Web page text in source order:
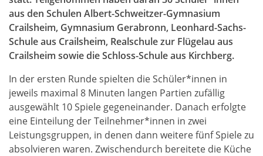
aus den Schulen Albert-Schweitzer-Gymnasium
Crailsheim, Gymnasium Gerabronn, Leonhard-Sachs-
Schule aus Crailsheim, Realschule zur Flügelau aus
Crailsheim sowie die Schloss-Schule aus Kirchberg.
In der ersten Runde spielten die Schüler*innen in
jeweils maximal 8 Minuten langen Partien zufällig
ausgewählt 10 Spiele gegeneinander. Danach erfolgte
eine Einteilung der Teilnehmer*innen in zwei
Leistungsgruppen, in denen dann weitere fünf Spiele zu
absolvieren waren. Zwischendurch bereitete die Küche